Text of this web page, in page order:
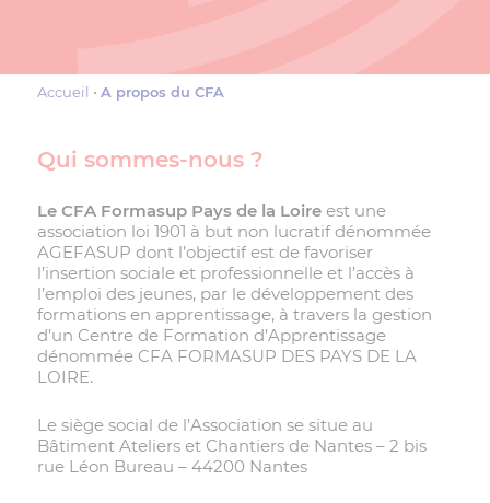
Accueil A propos du CFA
Qui sommes-nous ?
Le CFA Formasup Pays de la Loire est une
association loi 1901 à but non lucratif dénommée
AGEFASUP dont l’objectif est de favoriser
l’insertion sociale et professionnelle et l’accès à
l’emploi des jeunes, par le développement des
formations en apprentissage, à travers la gestion
d’un Centre de Formation d’Apprentissage
dénommée CFA FORMASUP DES PAYS DE LA
LOIRE.
Le siège social de l’Association se situe au
Bâtiment Ateliers et Chantiers de Nantes – 2 bis
rue Léon Bureau – 44200 Nantes